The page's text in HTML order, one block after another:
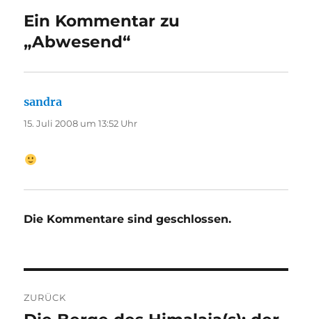
Ein Kommentar zu
„Abwesend“
sandra
15. Juli 2008 um 13:52 Uhr
Die Kommentare sind geschlossen.
ZURÜCK